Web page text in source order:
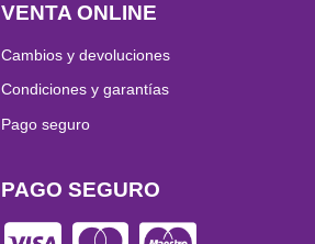
VENTA ONLINE
Cambios y devoluciones
Condiciones y garantías
Pago seguro
PAGO SEGURO